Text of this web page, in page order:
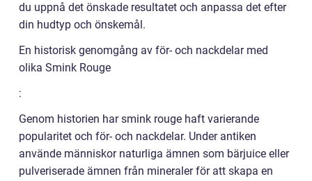
du uppnå det önskade resultatet och anpassa det efter
din hudtyp och önskemål.
En historisk genomgång av för- och nackdelar med
olika Smink Rouge
:
Genom historien har smink rouge haft varierande
popularitet och för- och nackdelar. Under antiken
använde människor naturliga ämnen som bärjuice eller
pulveriserade ämnen från mineraler för att skapa en